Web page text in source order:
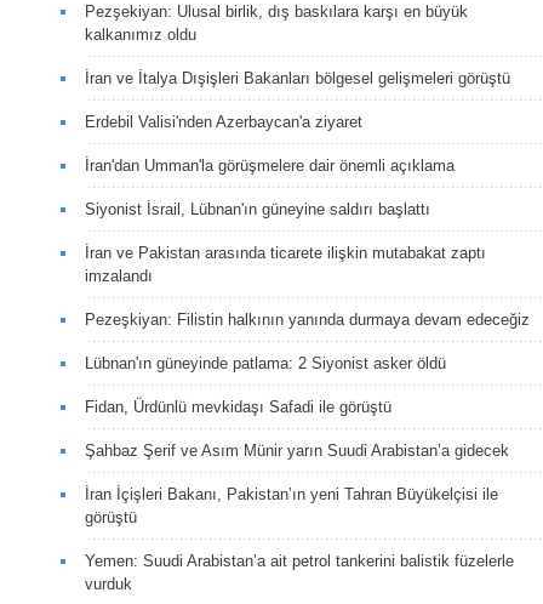
Pezşekiyan: Ulusal birlik, dış baskılara karşı en büyük
kalkanımız oldu
İran ve İtalya Dışişleri Bakanları bölgesel gelişmeleri görüştü
Erdebil Valisi'nden Azerbaycan'a ziyaret
İran'dan Umman'la görüşmelere dair önemli açıklama
Siyonist İsrail, Lübnan'ın güneyine saldırı başlattı
İran ve Pakistan arasında ticarete ilişkin mutabakat zaptı
imzalandı
Pezeşkiyan: Filistin halkının yanında durmaya devam edeceğiz
Lübnan'ın güneyinde patlama: 2 Siyonist asker öldü
Fidan, Ürdünlü mevkidaşı Safadi ile görüştü
Şahbaz Şerif ve Asım Münir yarın Suudi Arabistan’a gidecek
İran İçişleri Bakanı, Pakistan’ın yeni Tahran Büyükelçisi ile
görüştü
Yemen: Suudi Arabistan’a ait petrol tankerini balistik füzelerle
vurduk